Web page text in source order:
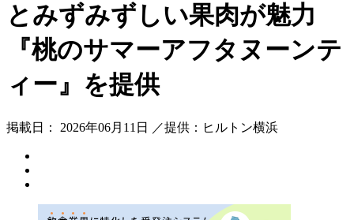
とみずみずしい果肉が魅力
『桃のサマーアフタヌーンテ
ィー』を提供
掲載日： 2026年06月11日 ／提供：ヒルトン横浜